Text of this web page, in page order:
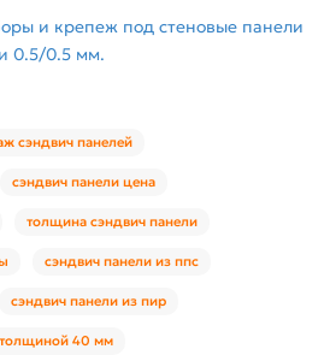
и крепеж под стеновые панели
0.5/0.5 мм.
сэндвич панелей
сэндвич панели цена
толщина сэндвич панели
сэндвич панели из ппс
сэндвич панели из пир
толщиной 40 мм